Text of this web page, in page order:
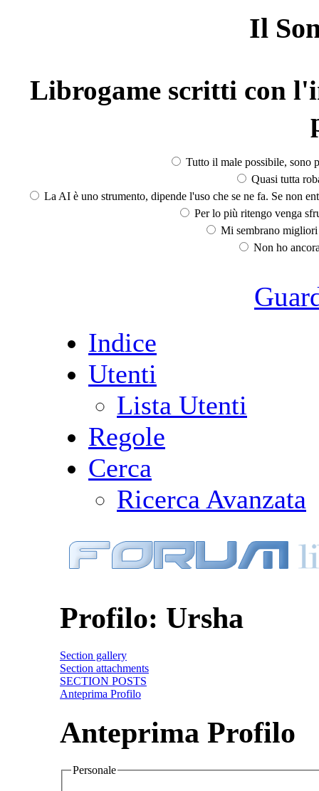
Il
Librogame scritti con
Tutto il male possibile, sono
Quasi tutta
La AI è uno strumento, dipende l'uso che se ne fa. Se non
Per lo più ritengo venga
Mi sembrano
Non ho
Indice
Utenti
Lista Utenti
Regole
Cerca
Ricerca Avanzata
Profilo: Ursha
Section gallery
Section attachments
SECTION POSTS
Anteprima Profilo
Anteprima Profilo
Personale